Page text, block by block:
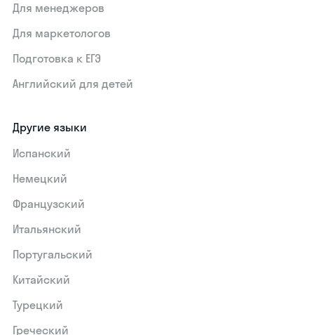
Для менеджеров
Для маркетологов
Подготовка к ЕГЭ
Английский для детей
Другие языки
Испанский
Немецкий
Французский
Итальянский
Португальский
Китайский
Турецкий
Греческий